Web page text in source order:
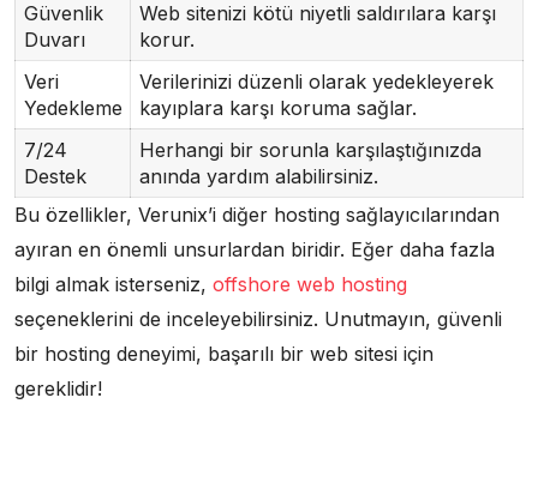
Güvenlik
Duvarı
Web sitenizi kötü niyetli saldırılara karşı
korur.
Veri
Yedekleme
Verilerinizi düzenli olarak yedekleyerek
kayıplara karşı koruma sağlar.
7/24
Destek
Herhangi bir sorunla karşılaştığınızda
anında yardım alabilirsiniz.
Bu özellikler, Verunix’i diğer hosting sağlayıcılarından
ayıran en önemli unsurlardan biridir. Eğer daha fazla
bilgi almak isterseniz, offshore web hosting
seçeneklerini de inceleyebilirsiniz. Unutmayın, güvenli
bir hosting deneyimi, başarılı bir web sitesi için
gereklidir!